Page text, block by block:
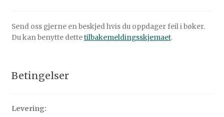
Send oss gjerne en beskjed hvis du oppdager feil i bøker.
Du kan benytte dettetilbakemeldingsskjemaet.
Betingelser
Levering: